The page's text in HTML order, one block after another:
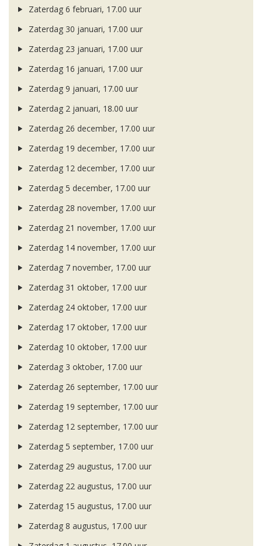
Zaterdag 6 februari, 17.00 uur
Zaterdag 30 januari, 17.00 uur
Zaterdag 23 januari, 17.00 uur
Zaterdag 16 januari, 17.00 uur
Zaterdag 9 januari, 17.00 uur
Zaterdag 2 januari, 18.00 uur
Zaterdag 26 december, 17.00 uur
Zaterdag 19 december, 17.00 uur
Zaterdag 12 december, 17.00 uur
Zaterdag 5 december, 17.00 uur
Zaterdag 28 november, 17.00 uur
Zaterdag 21 november, 17.00 uur
Zaterdag 14 november, 17.00 uur
Zaterdag 7 november, 17.00 uur
Zaterdag 31 oktober, 17.00 uur
Zaterdag 24 oktober, 17.00 uur
Zaterdag 17 oktober, 17.00 uur
Zaterdag 10 oktober, 17.00 uur
Zaterdag 3 oktober, 17.00 uur
Zaterdag 26 september, 17.00 uur
Zaterdag 19 september, 17.00 uur
Zaterdag 12 september, 17.00 uur
Zaterdag 5 september, 17.00 uur
Zaterdag 29 augustus, 17.00 uur
Zaterdag 22 augustus, 17.00 uur
Zaterdag 15 augustus, 17.00 uur
Zaterdag 8 augustus, 17.00 uur